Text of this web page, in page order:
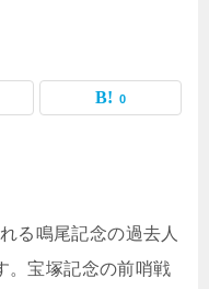
0
る鳴尾記念の過去人
。宝塚記念の前哨戦